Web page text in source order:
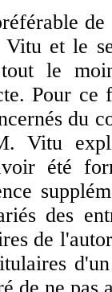
et le
le
Pour ce
du
Vitu
été
des
de
de ne pas